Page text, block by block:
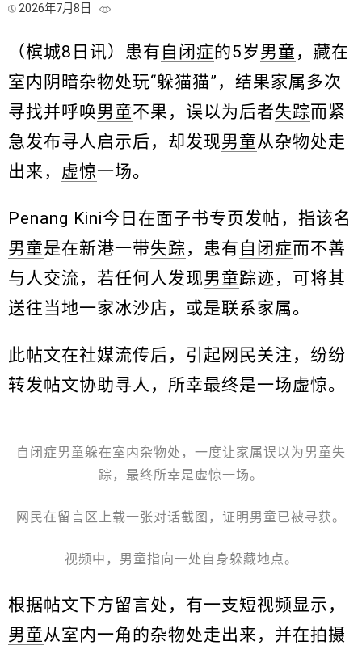
2026年7月8日
（槟城8日讯）患有 自闭症的5岁男童 ，藏在
室内阴暗杂物处玩“躲猫猫”，结果家属多次
寻找并呼唤男童不果，误以为后者失踪而紧
急发布寻人启示后，却发现男童从杂物处走
出来， 虚惊一场。
Penang Kini今日在面子书专页发帖，指该名
男童是在新港一带失踪 ，患有 自闭症而不善
与人交流，若任何人发现男童踪迹，可将其
送往当地一家冰沙店，或是联系家属。
此帖文在社媒流传后，引起网民关注，纷纷
转发帖文协助寻人，所幸最终是一场虚惊。
自闭症男童躲在室内杂物处，一度让家属误以为男童失
踪，最终所幸是虚惊一场。
网民在留言区上载一张对话截图，证明男童已被寻获。
视频中，男童指向一处自身躲藏地点。
根据帖文下方留言处，有一支短视频显示，
男童从室内一角的杂物处走出来，并在拍摄